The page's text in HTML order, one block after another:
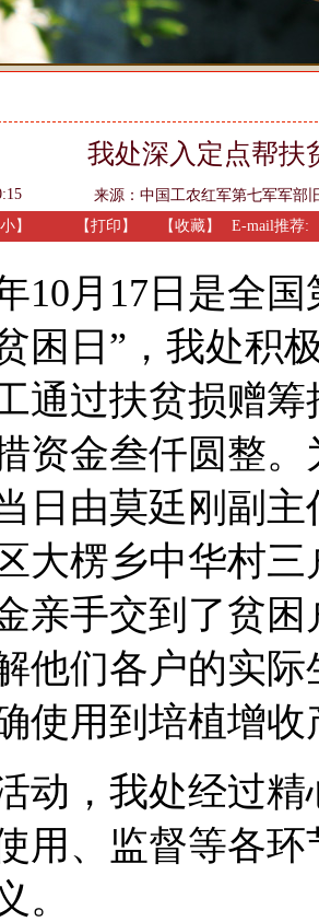
我处深入定点帮扶
来源： 中国工农红军第七军军部
小】 【打印 】 【收藏】 E-mail推荐:
10月17日是全国
困日”，我处积
通过扶贫损赠
资金叁仟圆整
日由莫廷刚副
大楞乡中华村
亲手交到了贫
他们各户的实
使用到培植增
动，我处经过精
用、监督等各
。